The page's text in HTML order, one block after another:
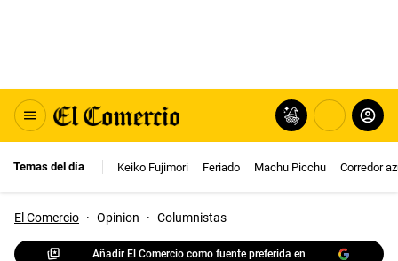
Temas del día Keiko Fujimori Feriado Machu Picchu Corredor
El Comercio · Opinion · Columnistas
Añadir El Comercio como fuente preferida en